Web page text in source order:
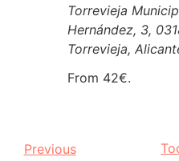
Torrevieja
Hernández, 3,
Torrevieja,
From 42€.
PreviousEvents